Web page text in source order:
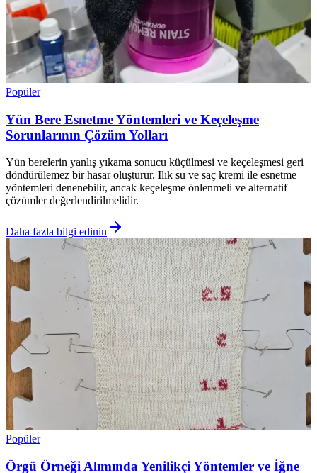
Popüler
Yün Bere Esnetme Yöntemleri ve Keçeleşme
Sorunlarının Çözüm Yolları
Yün berelerin yanlış yıkama sonucu küçülmesi ve keçeleşmesi geri
döndürülemez bir hasar oluşturur. Ilık su ve saç kremi ile esnetme
yöntemleri denenebilir, ancak keçeleşme önlenmeli ve alternatif
çözümler değerlendirilmelidir.
Daha fazla bilgi edinin
Popüler
Örgü Örneği Alımında Yenilikçi Yöntemler ve İğne